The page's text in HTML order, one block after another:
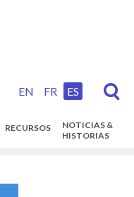
EN FR ES
RECURSOS
NOTICIAS &
HISTORIAS